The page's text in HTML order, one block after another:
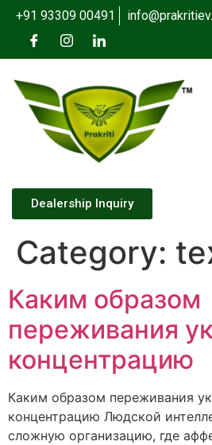
+91 93309 00491
Dealership Inquiry
Category:
Каким образом
переживания
концентрацию
Каким образом переживания
концентрацию Людской
сложную организацию, где